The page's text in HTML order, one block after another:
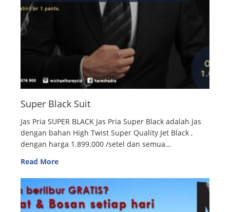
Super Black Suit
Jas Pria SUPER BLACK Jas Pria Super Black adalah Jas
dengan bahan High Twist Super Quality Jet Black ,
dengan harga 1.899.000 /setel dan semua…
Read More